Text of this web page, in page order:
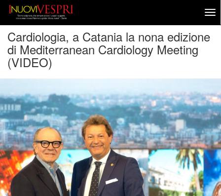
Cardiologia, a Catania la nona edizione
di Mediterranean Cardiology Meeting
(VIDEO)